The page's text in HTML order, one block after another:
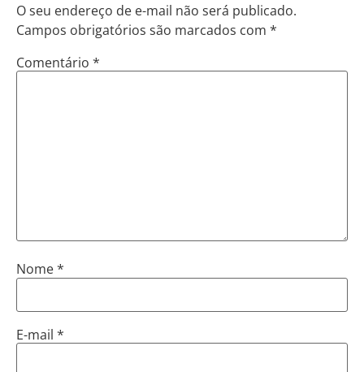
O seu endereço de e-mail não será publicado.
Campos obrigatórios são marcados com *
Comentário *
Nome*
E-mail *